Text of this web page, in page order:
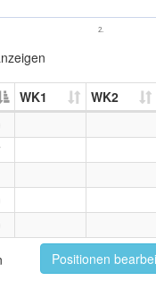
2.
WK1 WK2
Positionen